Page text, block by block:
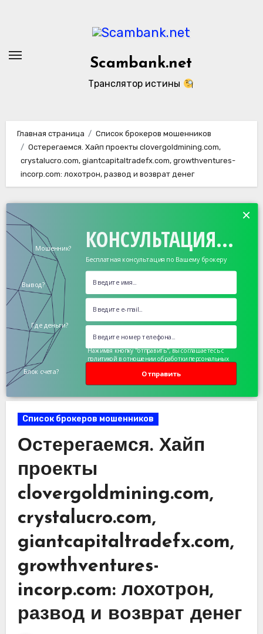
Scambank.net
Транслятор истины
Главная страница
Список брокеров мошенников
Остерегаемся. Хайп проекты clovergoldmining.com,
crystalucro.com, giantcapitaltradefx.com, growthventures-
incorp.com: лохотрон, развод и возврат денег
КОНСУЛЬТАЦИЯ...
Бесплатная консультация по Вашему брокеру
Мошенник?
Вывод?
Где деньги?
Блок счета? Отправить
×
Нажимая кнопку "отправить", вы соглашаетесь с
политикой в отношении обработки персональных
Список брокеров мошенников
Остерегаемся. Хайп
проекты
clovergoldmining.com,
crystalucro.com,
giantcapitaltradefx.com,
growthventures-
incorp.com: лохотрон,
развод и возврат денег